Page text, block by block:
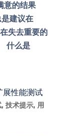
意的结果
建议在
失去重要的
什么是
性能测试
, 技术提示, 用